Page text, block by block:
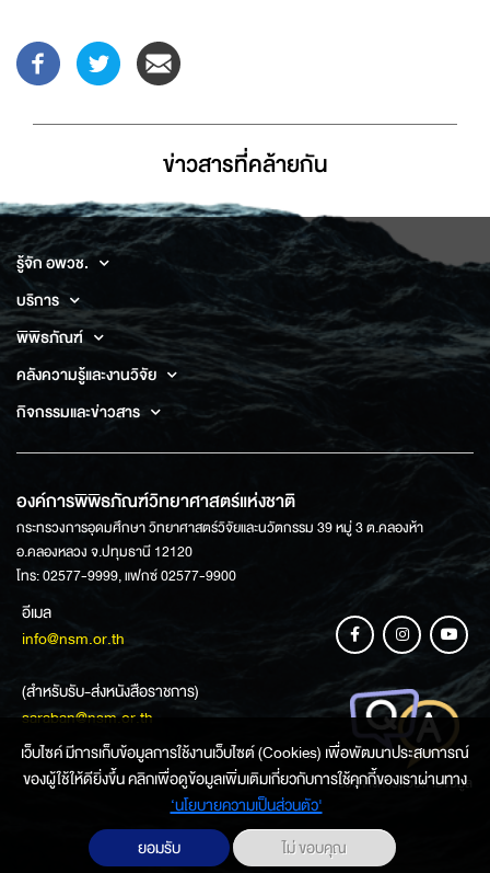
ข่าวสารที่่คล้ายกัน
รู้จัก อพวช.
บริการ
พิพิธภัณฑ์
คลังความรู้และงานวิจัย
กิจกรรมและข่าวสาร
องค์การพิพิธภัณฑ์วิทยาศาสตร์แห่งชาติ
กระทรวงการอุดมศึกษา วิทยาศาสตร์วิจัยและนวัตกรรม 39 หมู่ 3 ต.คลองห้า
อ.คลองหลวง จ.ปทุมธานี 12120
โทร: 02577-9999, แฟกซ์ 02577-9900
อีเมล
info@nsm.or.th
(สำหรับรับ-ส่งหนังสือราชการ)
saraban@nsm.or.th
ช่องทางการสอบถามข้อมูล
เว็บไซค์ มีการเก็บข้อมูลการใช้งานเว็บไซต์ (Cookies) เพื่อพัฒนาประสบการณ์
ของผู้ใช้ให้ดียิ่งขึ้น คลิกเพื่อดูข้อมูลเพิ่มเติมเกี่ยวกับการใช้คุกกี้ของเราผ่านทาง
‘นโยบายความเป็นส่วนตัว'
ยอมรับ
ไม่ ขอบคุณ